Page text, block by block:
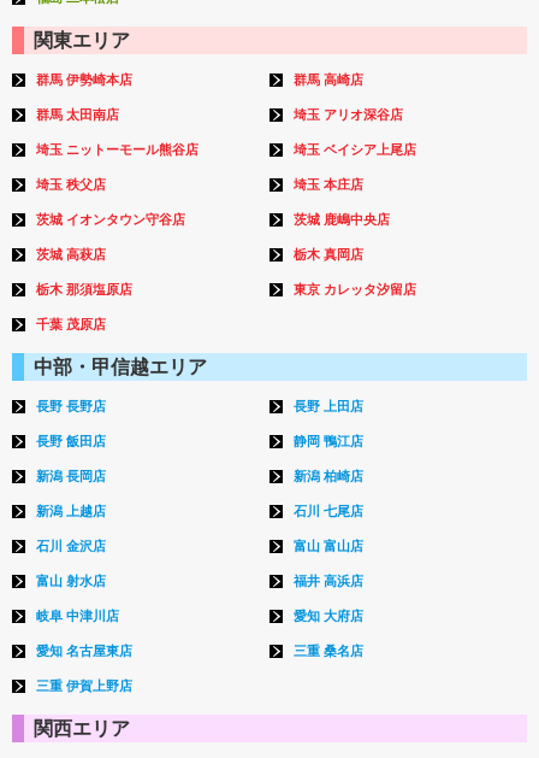
関東エリア
群馬 伊勢崎本店 群馬 高崎店
群馬 太田南店 埼玉 アリオ深谷店
埼玉 ニットーモール熊谷店 埼玉 ベイシア上尾店
埼玉 秩父店 埼玉 本庄店
茨城 イオンタウン守谷店 茨城 鹿嶋中央店
茨城 高萩店 栃木 真岡店
栃木 那須塩原店 東京 カレッタ汐留店
千葉 茂原店
中部・甲信越エリア
長野 長野店 長野 上田店
長野 飯田店 静岡 鴨江店
新潟 長岡店 新潟 柏崎店
新潟 上越店 石川 七尾店
石川 金沢店 富山 富山店
富山 射水店 福井 高浜店
岐阜 中津川店 愛知 大府店
愛知 名古屋東店 三重 桑名店
三重 伊賀上野店
関西エリア